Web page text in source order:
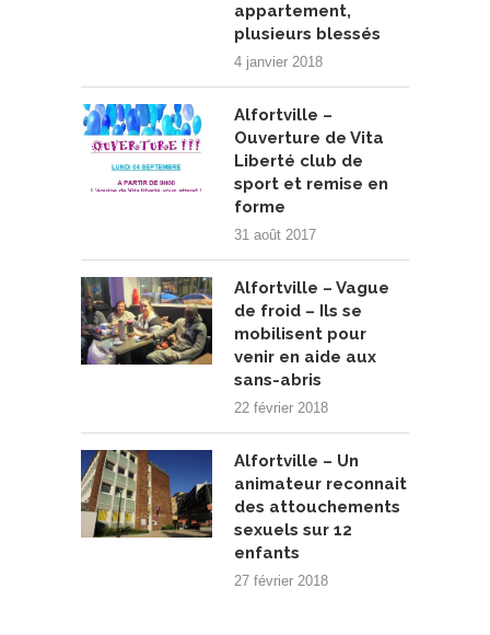
appartement,
plusieurs blessés
4 janvier 2018
Alfortville –
Ouverture de Vita
Liberté club de
sport et remise en
forme
31 août 2017
Alfortville – Vague
de froid – Ils se
mobilisent pour
venir en aide aux
sans-abris
22 février 2018
Alfortville – Un
animateur reconnait
des attouchements
sexuels sur 12
enfants
27 février 2018